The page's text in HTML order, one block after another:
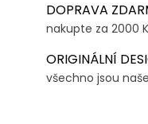
DOPRAVA
nakupte za 2000
ORIGINÁLNÍ
všechno jsou